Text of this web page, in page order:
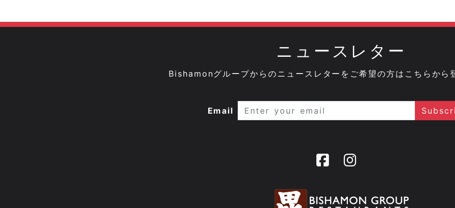
ニュースレター
Bishamonグループからのニュースレターをご希望の方はこちらから
Email